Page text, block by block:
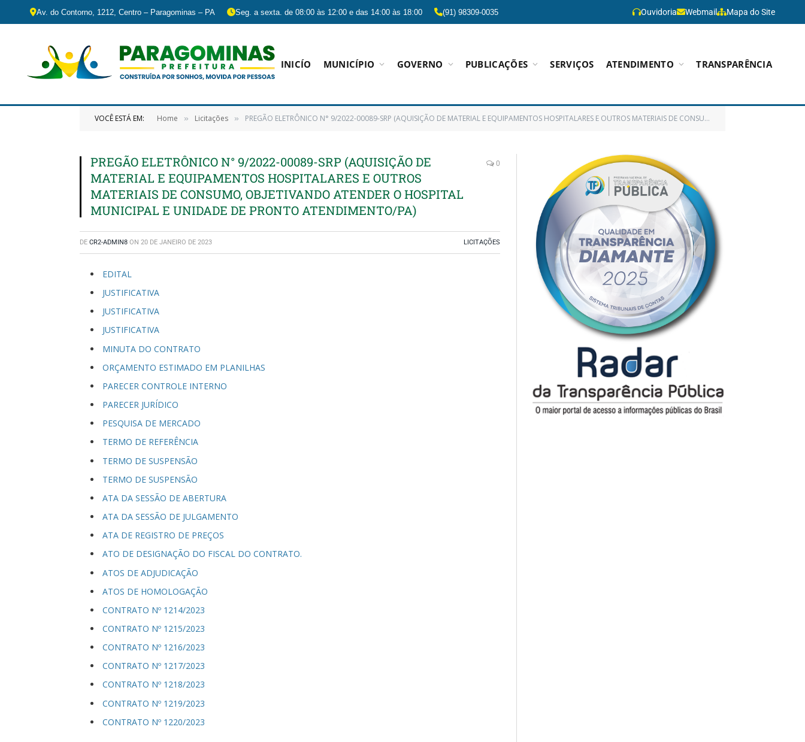
Av. do Contorno, 1212, Centro – Paragominas – PA Seg. a sexta. de 08:00 às 12:00 e das 14:00 às 18:00 (91) 98309-0035 Ouvidoria Webmail Mapa do Site
INICÍO MUNICÍPIO GOVERNO PUBLICAÇÕES SERVIÇOS ATENDIMENTO TRANSPARÊNCIA
VOCÊ ESTÁ EM: Home » Licitações » PREGÃO ELETRÔNICO N° 9/2022-00089-SRP (AQUISIÇÃO DE MATERIAL E EQUIPAMENTOS HOSPITALARES E OUTROS MATERIAIS DE CONSUMO, OBJETIVANDO ATENDER O HOSPITAL MUNICIPAL E UNIDADE DE PRONTO ATENDIMENTO/PA)
PREGÃO ELETRÔNICO N° 9/2022-00089-SRP (AQUISIÇÃO DE
MATERIAL E EQUIPAMENTOS HOSPITALARES E OUTROS
MATERIAIS DE CONSUMO, OBJETIVANDO ATENDER O HOSPITAL
MUNICIPAL E UNIDADE DE PRONTO ATENDIMENTO/PA)
0
DE CR2-ADMIN8 ON 20 DE JANEIRO DE 2023 LICITAÇÕES
EDITAL
JUSTIFICATIVA
JUSTIFICATIVA
JUSTIFICATIVA
MINUTA DO CONTRATO
ORÇAMENTO ESTIMADO EM PLANILHAS
PARECER CONTROLE INTERNO
PARECER JURÍDICO
PESQUISA DE MERCADO
TERMO DE REFERÊNCIA
TERMO DE SUSPENSÃO
TERMO DE SUSPENSÃO
ATA DA SESSÃO DE ABERTURA
ATA DA SESSÃO DE JULGAMENTO
ATA DE REGISTRO DE PREÇOS
ATO DE DESIGNAÇÃO DO FISCAL DO CONTRATO.
ATOS DE ADJUDICAÇÃO
ATOS DE HOMOLOGAÇÃO
CONTRATO Nº 1214/2023
CONTRATO Nº 1215/2023
CONTRATO Nº 1216/2023
CONTRATO Nº 1217/2023
CONTRATO Nº 1218/2023
CONTRATO Nº 1219/2023
CONTRATO Nº 1220/2023